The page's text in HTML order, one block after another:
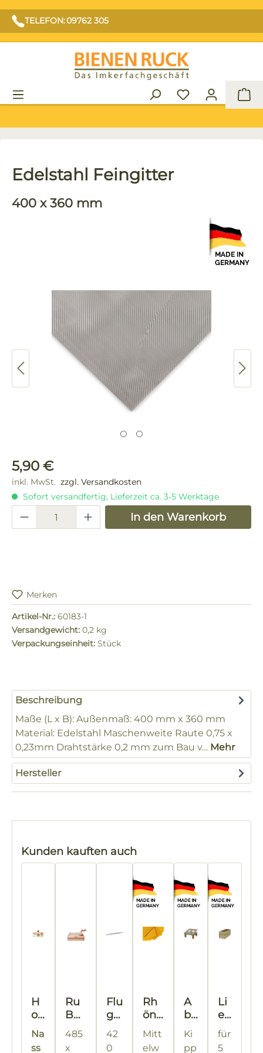
TELEFON: 09762 305
Edelstahl Feingitter
400 x 360 mm
Bildergalerie überspringen
Regulärer Preis:
5,90 €
inkl. MwSt. zzgl. Versandkosten
Sofort versandfertig, Lieferzeit ca. 3-5 Werktage
Produkt Anzahl: Gib denIn den Warenkorb
Merken
Artikel-Nr.: 60183-1
Versandgewicht: 0,2 kg
Verpackungseinheit: Stück
Beschreibung
Maße (L x B): Außenmaß: 400 mm x 360 mm
Material: Edelstahl Maschenweite Raute 0,75 x
0,23mm Drahtstärke 0,2 mm zum Bau v… Mehr
Hersteller
Produktgalerie überspringen
Kunden kauften auch
H
on
ig-
Eti
Na
ss
Ru
Be
e®
Nat
485
x
Flu
glo
ch
sc
42
0
Rh
ön-
Wa
ben
Mitt
elw
A
bf
üll
kn
Ki
pp
Li
eb
ig
Ve
für
5